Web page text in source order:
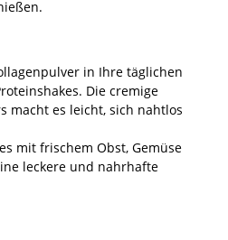
in Ihre täglichen
Die cremige
macht es leicht, sich nahtlos
mit frischem Obst, Gemüse
leckere und nahrhafte